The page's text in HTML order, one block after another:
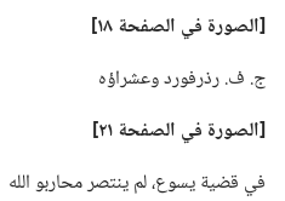
‏[الصورة في الصفحة ١٨]‏
ج.‏ ف.‏ رذرفورد وعشراؤه
‏[الصورة في الصفحة ٢١]‏
في قضية يسوع،‏ لم ينتصر محاربو الله